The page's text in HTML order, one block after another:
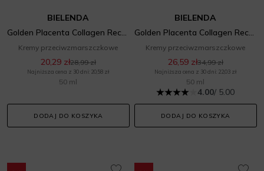
BIELENDA
Golden Placenta Collagen Reconstructor 40+
Kremy przeciwzmarszczkowe
20,29 zł28,99 zł
Najniższa cena z 30 dni: 20,58 zł
50 ml
DODAJ DO KOSZYKA
BIELENDA
Golden Placenta Collagen Reconstructor 50+
Kremy przeciwzmarszczkowe
26,59 zł34,99 zł
Najniższa cena z 30 dni: 22,03 zł
50 ml
4.00/ 5.00
DODAJ DO KOSZYKA